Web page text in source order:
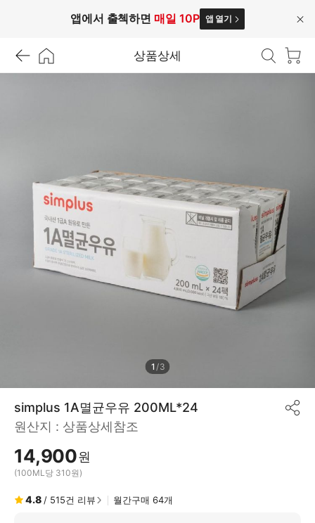
앱에서 출첵하면 매일 10P 앱 열기
닫
상품상세
1/3
simplus 1A멸균우유 200ML*24
원산지 : 상품상세참조
14,900원
(100ML당 310원)
4.8 / 515건 리뷰 월간구매 64개
공